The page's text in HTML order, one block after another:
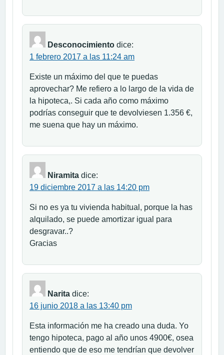
Desconocimiento dice:
1 febrero 2017 a las 11:24 am
Existe un máximo del que te puedas
aprovechar? Me refiero a lo largo de la vida de
la hipoteca,. Si cada año como máximo
podrías conseguir que te devolviesen 1.356 €,
me suena que hay un máximo.
Niramita dice:
19 diciembre 2017 a las 14:20 pm
Si no es ya tu vivienda habitual, porque la has
alquilado, se puede amortizar igual para
desgravar..?
Gracias
Narita dice:
16 junio 2018 a las 13:40 pm
Esta información me ha creado una duda. Yo
tengo hipoteca, pago al año unos 4900€, osea
entiendo que de eso me tendrían que devolver